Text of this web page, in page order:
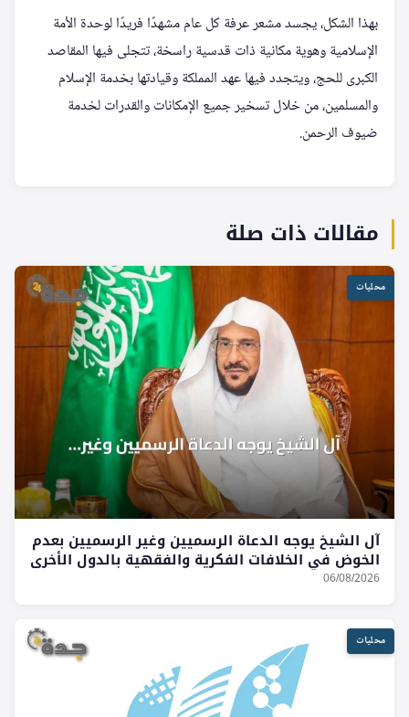
بهذا الشكل، يجسد مشعر عرفة كل عام مشهدًا فريدًا لوحدة الأمة
الإسلامية وهوية مكانية ذات قدسية راسخة، تتجلى فيها المقاصد
الكبرى للحج، ويتجدد فيها عهد المملكة وقيادتها بخدمة الإسلام
والمسلمين، من خلال تسخير جميع الإمكانات والقدرات لخدمة
ضيوف الرحمن.
مقالات ذات صلة
محليات
آل الشيخ يوجه الدعاة الرسميين وغير الرسميين بعدم
الخوض في الخلافات الفكرية والفقهية بالدول الأخرى
06/08/2026
محليات